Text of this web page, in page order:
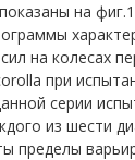
на
на колесах
при
серии
из шести
пределы